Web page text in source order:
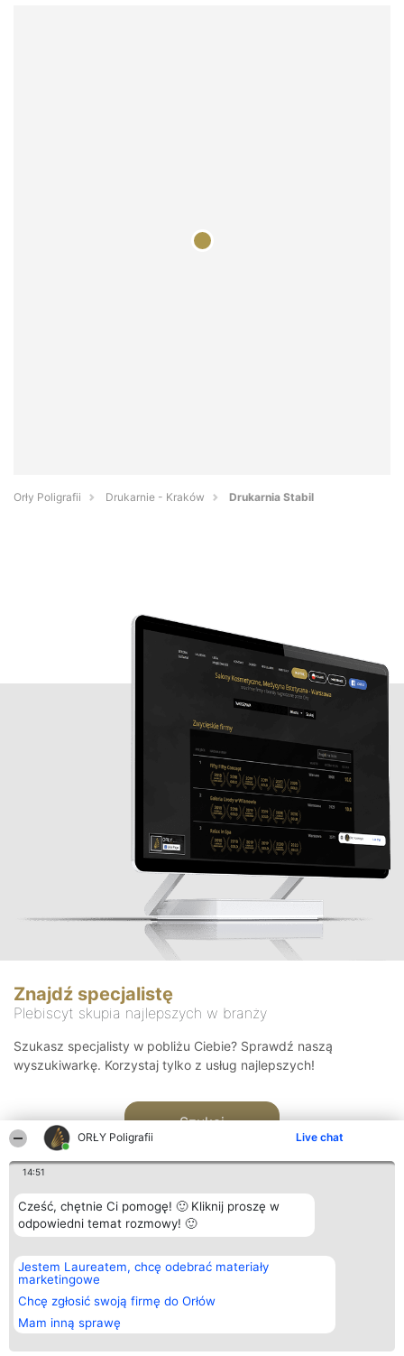
ORŁY Poligrafii Live chat
14:51
Cześć, chętnie Ci pomogę! 🙂 Kliknij proszę w
odpowiedni temat rozmowy! 🙂
Jestem Laureatem, chcę odebrać materiały
marketingowe
Chcę zgłosić swoją firmę do Orłów
Mam inną sprawę
Orły Poligrafii Drukarnie - Kraków Drukarnia Stabil
Znajdź specjalistę
Plebiscyt skupia najlepszych w branży
Szukasz specjalisty w pobliżu Ciebie? Sprawdź naszą
wyszukiwarkę. Korzystaj tylko z usług najlepszych!
Szukaj
Organizator plebiscytu
Bright Side Solutions sp. z o.
o. sp. k.
ul. Ruska 22
Wrocław 50-079
KRS 0000749100 | Regon
381313360 | NIP 8943132676
Plebiscyt
Laureaci
wszystkich
Laureatów
Regulamin
Kontakt
Kontakt